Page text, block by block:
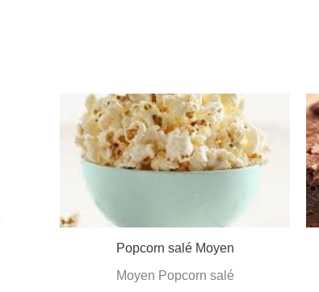
Popcorn salé Moyen
Moyen Popcorn salé